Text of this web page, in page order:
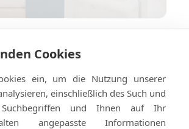
oder Ihre
für die
ins Ausland
Cookies
ein, um die Nutzung unserer
einschließlich des Such und
Suchbegriffen und Ihnen auf Ihr
angepasste Informationen